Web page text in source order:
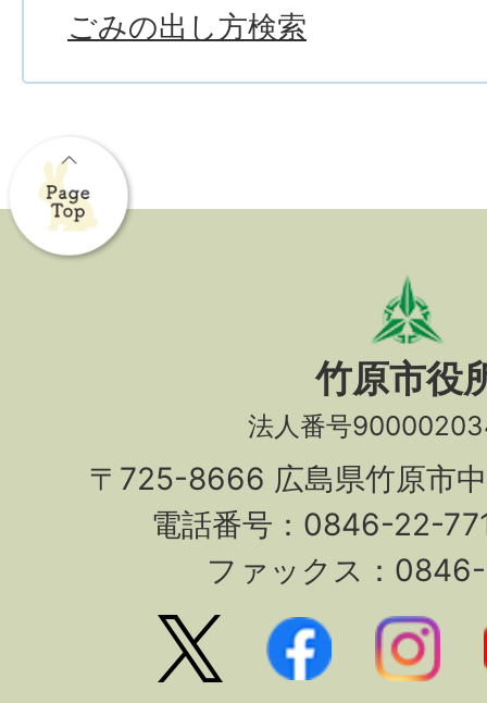
ごみの出し方検索
竹原市役
法人番号
〒725-8666 広島県竹原市
電話番号：0846-22-
ファックス：